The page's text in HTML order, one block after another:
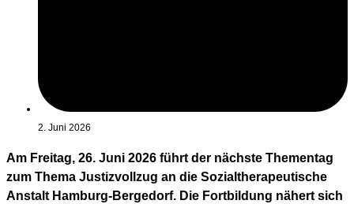
2. Juni 2026
Am Freitag, 26. Juni 2026 führt der nächste Thementag
zum Thema Justizvollzug an die Sozialtherapeutische
Anstalt Hamburg-Bergedorf. Die Fortbildung nähert sich